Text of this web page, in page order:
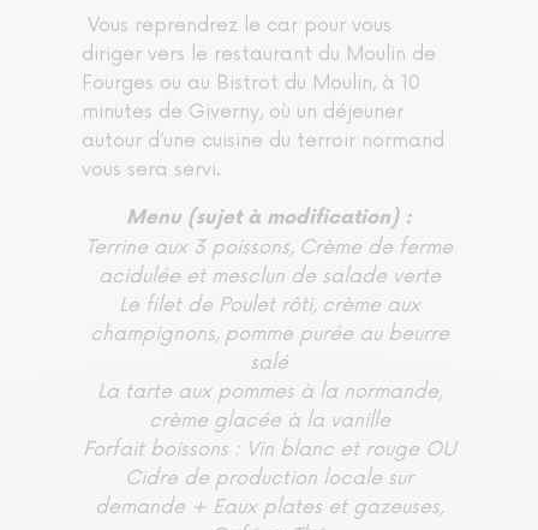
Vous reprendrez le car pour vous
diriger vers le restaurant du Moulin de
Fourges ou au Bistrot du Moulin, à 10
minutes de Giverny, où un déjeuner
autour d’une cuisine du terroir normand
vous sera servi.
Menu (sujet à modification) :
Terrine aux 3 poissons, Crème de ferme
acidulée et mesclun de salade verte
Le filet de Poulet rôti, crème aux
champignons, pomme purée au beurre
salé
La tarte aux pommes à la normande,
crème glacée à la vanille
Forfait boissons : Vin blanc et rouge OU
Cidre de production locale sur
demande + Eaux plates et gazeuses,